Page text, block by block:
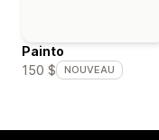
Painto
150 $
NOUVEAU